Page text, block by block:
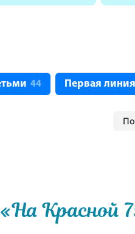
44 Первая линия
Красной